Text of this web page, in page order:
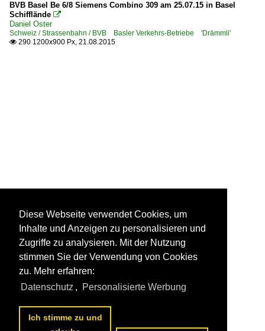
BVB Basel Be 6/8 Siemens Combino 309 am 25.07.15 in Basel
Schifflände 
Daniel Oster
Schweiz / Strassenbahn / BVB Basler Verkehrs-Betriebe 'Drämmli'
 290 1200x900 Px, 21.08.2015
Diese Webseite verwendet Cookies, um
Inhalte und Anzeigen zu personalisieren und
Zugriffe zu analysieren. Mit der Nutzung
stimmen Sie der Verwendung von Cookies
zu. Mehr erfahren:
Datenschutz , Personalisierte Werbung
Ich stimme zu und